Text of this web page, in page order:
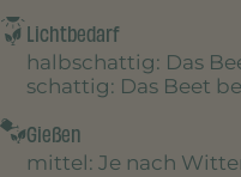
Lichtbedarf
halbschattig: Das
schattig: Das Beet
Gießen
mittel : Je nach